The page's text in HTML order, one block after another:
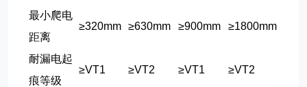
最小爬电
距离
≥320mm ≥630mm ≥900mm ≥1800mm
耐漏电起
痕等级
≥VT1 ≥VT2 ≥VT1 ≥VT2